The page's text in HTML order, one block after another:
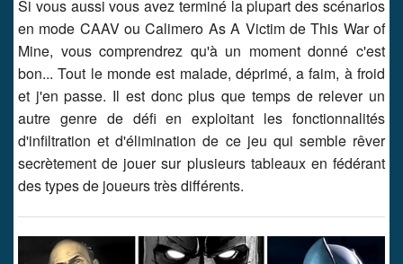
Si vous aussi vous avez terminé la plupart des scénarios
en mode CAAV ou Calimero As A Victim de This War of
Mine, vous comprendrez qu'à un moment donné c'est
bon... Tout le monde est malade, déprimé, a faim, à froid
et j'en passe. Il est donc plus que temps de relever un
autre genre de défi en exploitant les fonctionnalités
d'infiltration et d'élimination de ce jeu qui semble rêver
secrètement de jouer sur plusieurs tableaux en fédérant
des types de joueurs très différents.